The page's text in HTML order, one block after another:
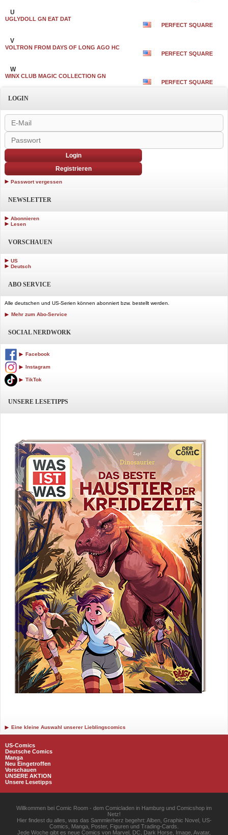
U
UGLYDOLL GN EAT DAT
PERFECT SQUARE
V
VOLTRON FROM DAYS OF LONG AGO HC
PERFECT SQUARE
W
WINX CLUB MAGIC COLLECTION GN
PERFECT SQUARE
LOGIN
Login
Registrieren
Passwort vergessen
NEWSLETTER
Abonnieren
Lesen
VORSCHAUEN
US
Deutsch
ABO SERVICE
Alle deutschen und US-Serien können abonniert bzw. bestellt werden.
Mehr zum Abo-Service
SOCIAL NERDWORK
Facebook
Instagram
TikTok
UNSERE LESETIPPS
Eine kleine Auswahl unserer Lieblingscomics
US-Comics
Deutsche Comics
Manga
Neu Eingetroffen
Vorschauen
UNSERE AKTION
Unsere Lesetipps
Willkommen bei Comic Room - dem Comicladen in Hamburg und Comicshop im
Netz!
Hier findest du alles, was das Sammlerherz begehrt: Alben, Graphic Novel, US-
Comics, Manga, Poster, Figuren und Trading-Cards.
Jede Woche gibt es neue Comics von Marvel, DC, Dark Horse, Image, Avatar,